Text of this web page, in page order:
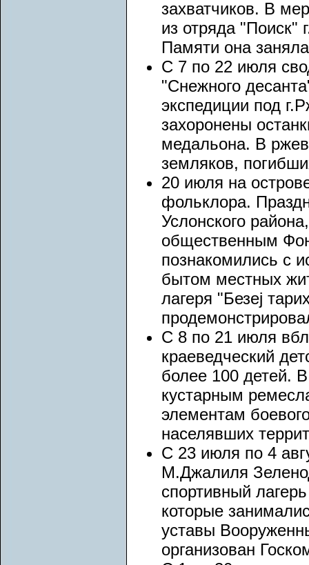
захватчиков. В
из отряда "Поиск"
Памяти она
С 7 по 22 июля
"Снежного
экспедиции под
захоронены
медальона. В
земляков,
20 июля на
фольклора.
Услонского
общественным
познакомились с
бытом местных
лагеря "Безеј
С 8 по 21 июля
краеведческий
более 100 детей.
кустарным
элементам
населявших
С 23 июля по 4
М.Джалиля
спортивный
которые
уставы
организован